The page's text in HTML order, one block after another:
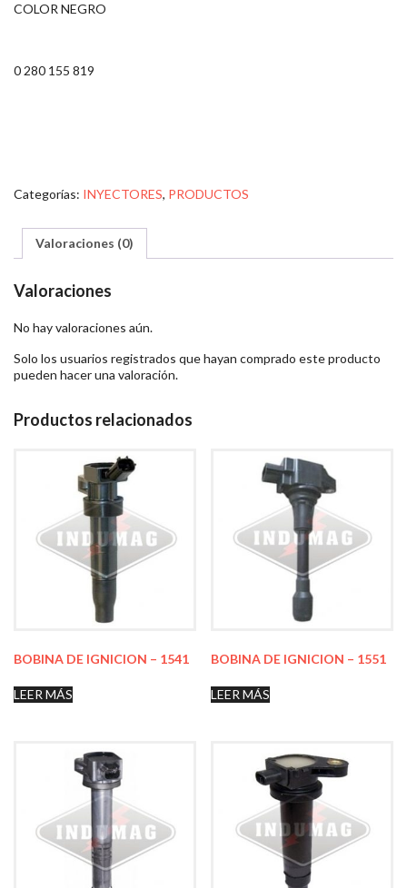
COLOR NEGRO
0 280 155 819
Categorías: INYECTORES, PRODUCTOS
Valoraciones (0)
Valoraciones
No hay valoraciones aún.
Solo los usuarios registrados que hayan comprado este producto
pueden hacer una valoración.
Productos relacionados
BOBINA DE IGNICION – 1541
LEER MÁS
BOBINA DE IGNICION – 1551
LEER MÁS